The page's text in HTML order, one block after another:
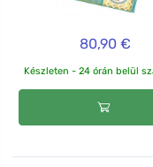
80,90 €
Készleten - 24 órán belül